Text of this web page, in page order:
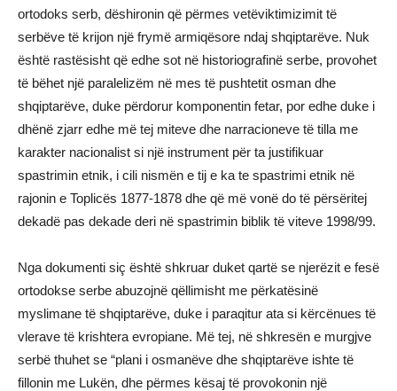
ortodoks serb, dëshironin që përmes vetëviktimizimit të
serbëve të krijon një frymë armiqësore ndaj shqiptarëve. Nuk
është rastësisht që edhe sot në historiografinë serbe, provohet
të bëhet një paralelizëm në mes të pushtetit osman dhe
shqiptarëve, duke përdorur komponentin fetar, por edhe duke i
dhënë zjarr edhe më tej miteve dhe narracioneve të tilla me
karakter nacionalist si një instrument për ta justifikuar
spastrimin etnik, i cili nismën e tij e ka te spastrimi etnik në
rajonin e Toplicës 1877-1878 dhe që më vonë do të përsëritej
dekadë pas dekade deri në spastrimin biblik të viteve 1998/99.
Nga dokumenti siç është shkruar duket qartë se njerëzit e fesë
ortodokse serbe abuzojnë qëllimisht me përkatësinë
myslimane të shqiptarëve, duke i paraqitur ata si kërcënues të
vlerave të krishtera evropiane. Më tej, në shkresën e murgjve
serbë thuhet se “plani i osmanëve dhe shqiptarëve ishte të
fillonin me Lukën, dhe përmes kësaj të provokonin një